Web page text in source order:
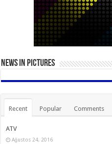
News in Pictures
Recent Popular Comments
ATV
Ağustos 24, 2016